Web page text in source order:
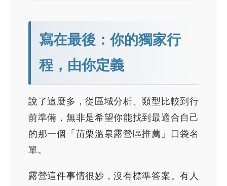
寫在最後：你的獨家行
程，由你定義
說了這麼多，從區域分析、類型比較到行
前準備，無非是希望你能找到最適合自己
的那一個「苗栗溫泉露營區推薦」口袋名
單。
露營這件事情很妙，沒有標準答案。有人